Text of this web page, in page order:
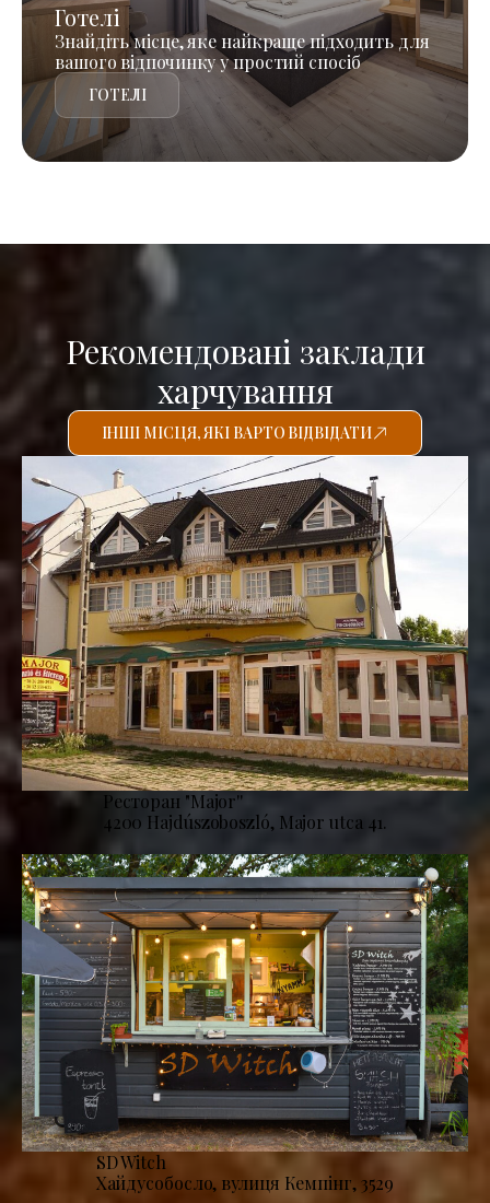
Готелі
Знайдіть місце, яке найкраще підходить для
вашого відпочинку у простий спосіб
ГОТЕЛІ
Рекомендовані заклади
харчування
ІНШІ МІСЦЯ, ЯКІ ВАРТО ВІДВІДАТИ
Ресторан "Major''
4200 Hajdúszoboszló, Major utca 41.
SD Witch
Хайдусобосло, вулиця Кемпінг, 3529